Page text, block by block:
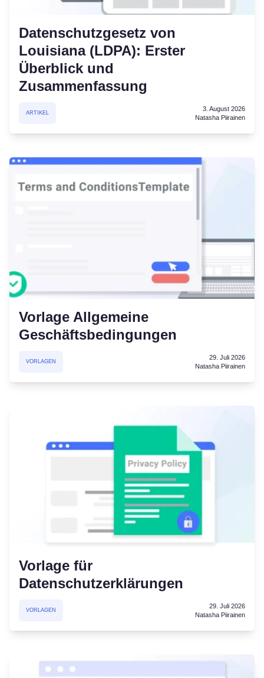
Datenschutzgesetz von
Louisiana (LDPA): Erster
Überblick und
Zusammenfassung
ARTIKEL
3. August 2026
Natasha Piirainen
Vorlage Allgemeine
Geschäftsbedingungen
VORLAGEN
29. Juli 2026
Natasha Piirainen
Vorlage für
Datenschutzerklärungen
VORLAGEN
29. Juli 2026
Natasha Piirainen